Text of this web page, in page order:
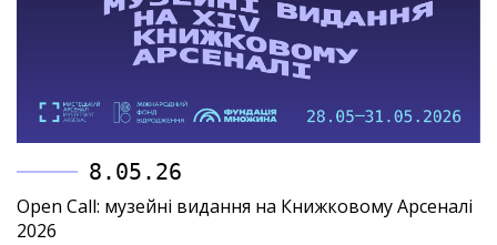
8.05.26
Open Call: музейні видання на Книжковому Арсеналі
2026